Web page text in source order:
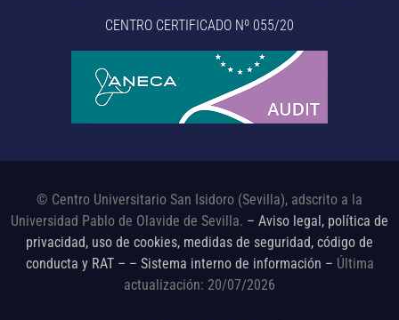
CENTRO CERTIFICADO Nº 055/20
© Centro Universitario San Isidoro (Sevilla), adscrito a la
Universidad Pablo de Olavide de Sevilla. – Aviso legal, política de
privacidad, uso de cookies, medidas de seguridad, código de
conducta y RAT – – Sistema interno de información – Última
actualización: 20/07/2026